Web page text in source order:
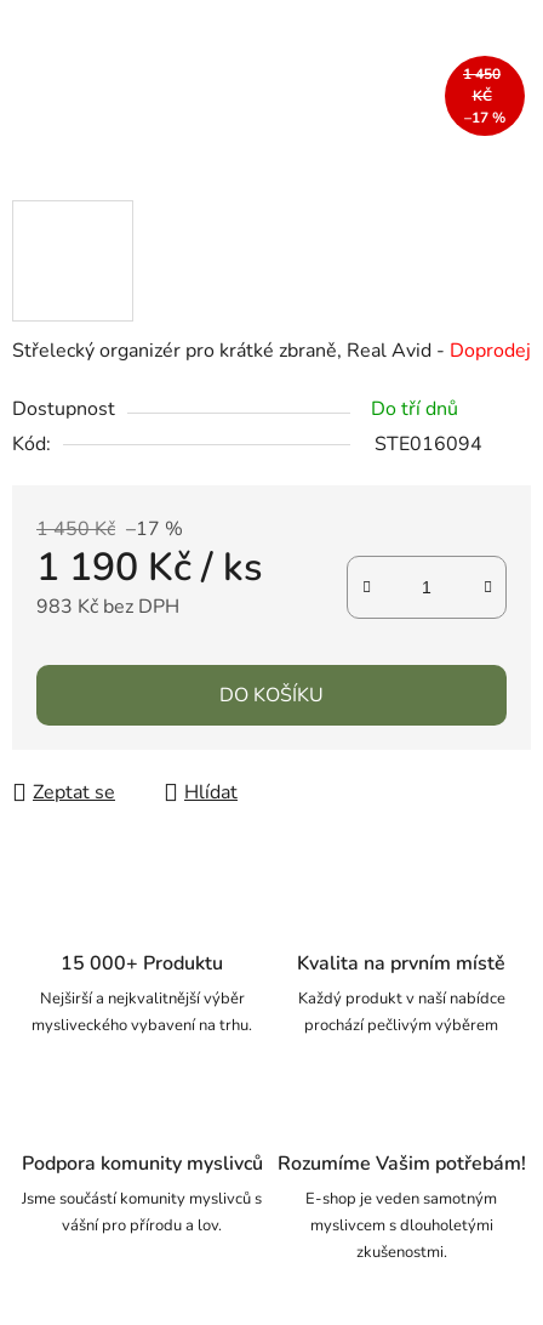
Střelecký organizér pro krátké zbraně, Real Avid - Doprodej
Dostupnost
Do tří dnů
Kód:
STE016094
1 450 Kč –17 %
1 190 Kč/ ks
983 Kč bez DPH
DO KOŠÍKU
Zeptat se Hlídat
1 450
KČ
–17 %
15 000+ Produktu
Nejširší a nejkvalitnější výběr
mysliveckého vybavení na trhu.
Kvalita na prvním místě
Každý produkt v naší nabídce
prochází pečlivým výběrem
Podpora komunity myslivců
Jsme součástí komunity myslivců s
vášní pro přírodu a lov.
Rozumíme Vašim potřebám!
E-shop je veden samotným
myslivcem s dlouholetými
zkušenostmi.